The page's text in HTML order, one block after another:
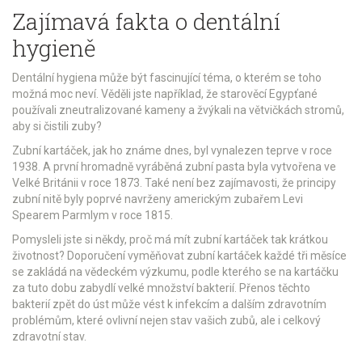
Zajímavá fakta o dentální
hygieně
Dentální hygiena může být fascinující téma, o kterém se toho
možná moc neví. Věděli jste například, že starověcí Egypťané
používali zneutralizované kameny a žvýkali na větvičkách stromů,
aby si čistili zuby?
Zubní kartáček, jak ho známe dnes, byl vynalezen teprve v roce
1938. A první hromadně vyráběná zubní pasta byla vytvořena ve
Velké Británii v roce 1873. Také není bez zajímavosti, že principy
zubní nitě byly poprvé navrženy americkým zubařem Levi
Spearem Parmlym v roce 1815.
Pomysleli jste si někdy, proč má mít zubní kartáček tak krátkou
životnost? Doporučení vyměňovat zubní kartáček každé tři měsíce
se zakládá na vědeckém výzkumu, podle kterého se na kartáčku
za tuto dobu zabydlí velké množství bakterií. Přenos těchto
bakterií zpět do úst může vést k infekcím a dalším zdravotním
problémům, které ovlivní nejen stav vašich zubů, ale i celkový
zdravotní stav.